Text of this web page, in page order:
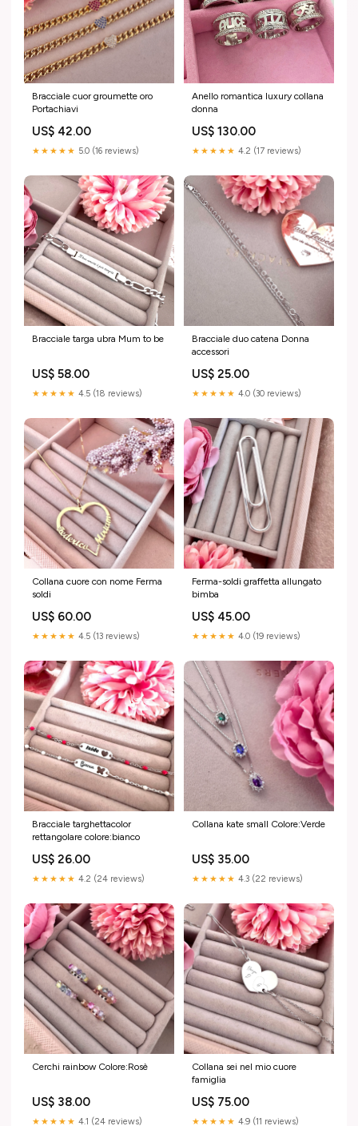
Bracciale cuor groumette oro
Portachiavi
US$ 42.00
★★★★★ 5.0 (16 reviews)
Anello romantica luxury collana
donna
US$ 130.00
★★★★★ 4.2 (17 reviews)
Bracciale targa ubra Mum to be
US$ 58.00
★★★★★ 4.5 (18 reviews)
Bracciale duo catena Donna
accessori
US$ 25.00
★★★★★ 4.0 (30 reviews)
Collana cuore con nome Ferma
soldi
US$ 60.00
★★★★★ 4.5 (13 reviews)
Ferma-soldi graffetta allungato
bimba
US$ 45.00
★★★★★ 4.0 (19 reviews)
Bracciale targhettacolor
rettangolare colore:bianco
US$ 26.00
★★★★★ 4.2 (24 reviews)
Collana kate small Colore:Verde
US$ 35.00
★★★★★ 4.3 (22 reviews)
Cerchi rainbow Colore:Rosè
US$ 38.00
★★★★★ 4.1 (24 reviews)
Collana sei nel mio cuore
famiglia
US$ 75.00
★★★★★ 4.9 (11 reviews)